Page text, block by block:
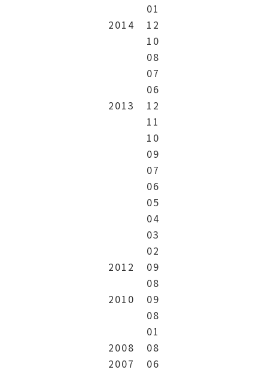
01
2014
12
10
08
07
06
2013
12
11
10
09
07
06
05
04
03
02
2012
09
08
2010
09
08
01
2008
08
2007
06